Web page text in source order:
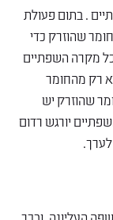
. בתום פעולת
שהוזרק כדי
מקרה השפתיים
רק מהחומר
שהוזרק יש
יורגש רדום